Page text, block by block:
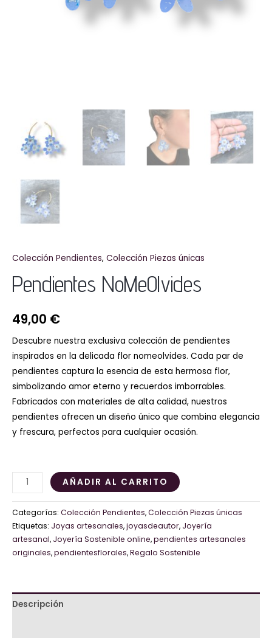
Colección Pendientes, Colección Piezas únicas
Pendientes NoMeOlvides
49,00 €
Descubre nuestra exclusiva colección de pendientes
inspirados en la delicada flor nomeolvides. Cada par de
pendientes captura la esencia de esta hermosa flor,
simbolizando amor eterno y recuerdos imborrables.
Fabricados con materiales de alta calidad, nuestros
pendientes ofrecen un diseño único que combina elegancia
y frescura, perfectos para cualquier ocasión.
AÑADIR AL CARRITO
Categorías: Colección Pendientes,Colección Piezas únicas
Etiquetas: Joyas artesanales,joyasdeautor, Joyería
artesanal, Joyería Sostenible online,pendientes artesanales
originales,pendientesflorales,Regalo Sostenible
Descripción